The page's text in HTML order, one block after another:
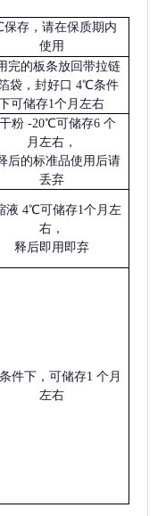
存，请在保质期内
使用
完的板条放回带拉链
袋，封好口 4℃条件
可储存1个月左右
粉 -20℃可储存6 个
月左右，
后的标准品使用后请
丢弃
液 4℃可储存1个月左
右，
释后即用即弃
件下，可储存1 个月
左右